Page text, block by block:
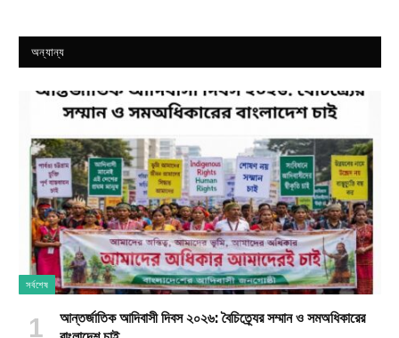
অন্যান্য
সর্বশেষ
আন্তর্জাতিক আদিবাসী দিবস ২০২৬: বৈচিত্র্যের সম্মান ও সমঅধিকারের